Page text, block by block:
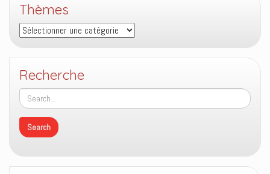
Thèmes
Thèmes
Recherche